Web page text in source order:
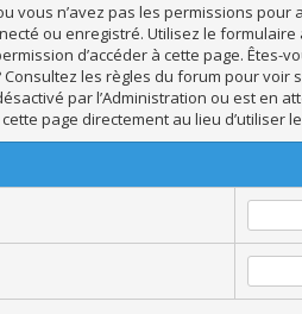
vous n’avez pas les permissions
ou enregistré. Utilisez le
d’accéder à cette page. Êtes-
Consultez les règles du forum pour
par l’Administration ou est en
page directement au lieu d’utiliser